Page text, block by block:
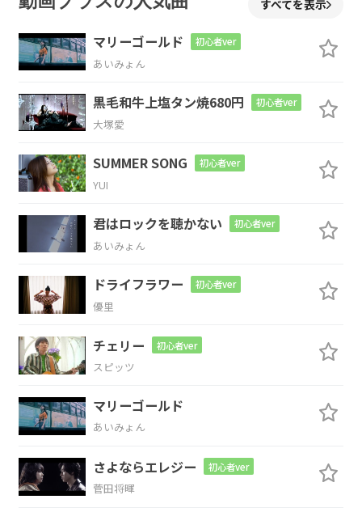
指の
G
形を
A#dim
確かめ 合って
G
とれ
F#m
なくなって も平気で す
もう行く 時間
Bm F#m
G
すべてを表示
マリーゴールド 初心者ver
あいみょん
黒毛和牛上塩タン焼680円 初心者ver
大塚愛
SUMMER SONG 初心者ver
YUI
君はロックを聴かない 初心者ver
あいみょん
ドライフラワー 初心者ver
優里
チェリー 初心者ver
スピッツ
マリーゴールド
あいみょん
さよならエレジー 初心者ver
菅田将暉